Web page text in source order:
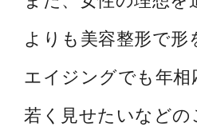
よりも美容整形で
エイジングでも年
若く見せたいなど